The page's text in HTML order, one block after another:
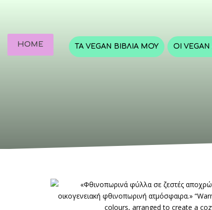
ΤΑ VEGAN ΒΙΒΛΊΑ ΜΟΥ ΟΙ
HOME